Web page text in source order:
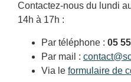
Contactez-nous du lundi
14h à 17h :
Par téléphone : 05
Par mail :
Via le formulaire de